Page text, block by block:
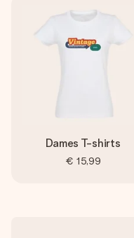
Dames T-shirts
€ 15,99